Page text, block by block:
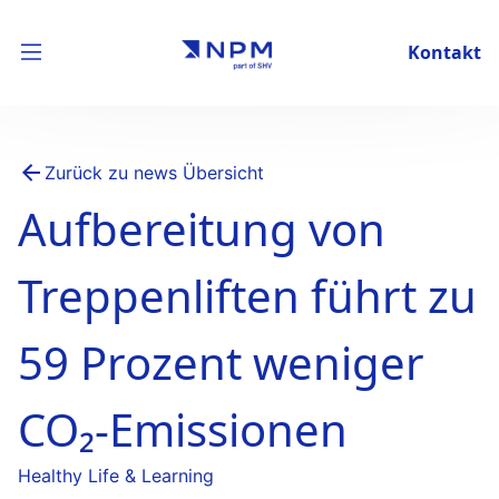
Kontakt
Zurück zu news Übersicht
Aufbereitung von
Treppenliften führt zu
59 Prozent weniger
CO₂-Emissionen
Healthy Life & Learning